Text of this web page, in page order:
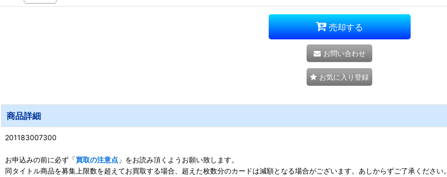
売却する
お問い合わせ
お気に入り登録
商品詳細
201183007300
お申込みの前に必ず「買取の注意点 」をお読み頂くようお願い致します。
同タイトル商品を募集上限数を超えてお買取する場合、超えた枚数分のカードは減額となる場合がございます。あしからずご了承ください。